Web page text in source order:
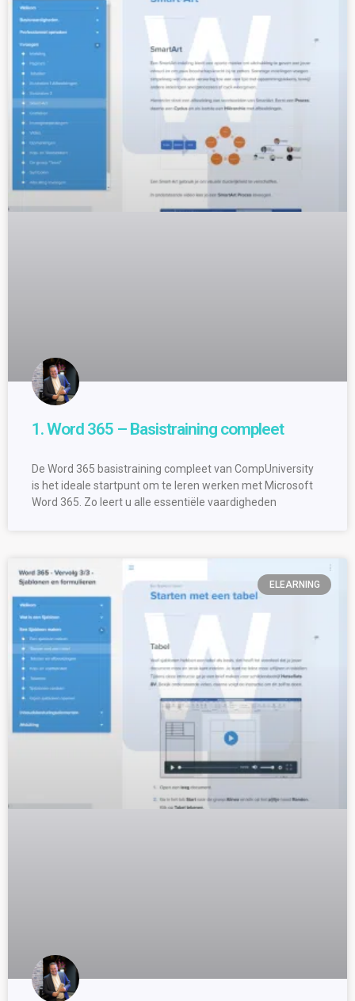
1. Word 365 – Basistraining compleet
De Word 365 basistraining compleet van CompUniversity
is het ideale startpunt om te leren werken met Microsoft
Word 365. Zo leert u alle essentiële vaardigheden
ELEARNING